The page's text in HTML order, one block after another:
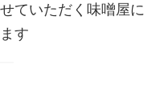
ていただく味噌屋に
す